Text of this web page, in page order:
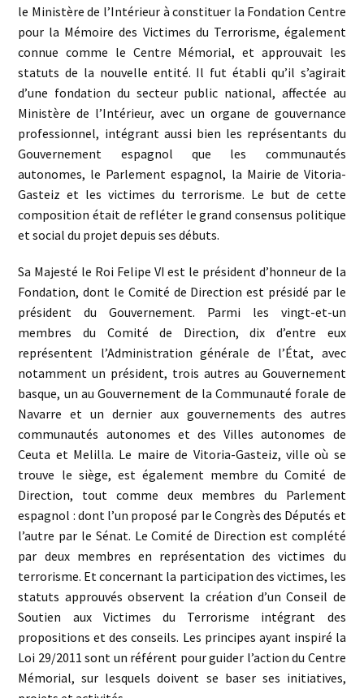
le Ministère de l’Intérieur à constituer la Fondation Centre
pour la Mémoire des Victimes du Terrorisme, également
connue comme le Centre Mémorial, et approuvait les
statuts de la nouvelle entité. Il fut établi qu’il s’agirait
d’une fondation du secteur public national, affectée au
Ministère de l’Intérieur, avec un organe de gouvernance
professionnel, intégrant aussi bien les représentants du
Gouvernement espagnol que les communautés
autonomes, le Parlement espagnol, la Mairie de Vitoria-
Gasteiz et les victimes du terrorisme. Le but de cette
composition était de refléter le grand consensus politique
et social du projet depuis ses débuts.
Sa Majesté le Roi Felipe VI est le président d’honneur de la
Fondation, dont le Comité de Direction est présidé par le
président du Gouvernement. Parmi les vingt-et-un
membres du Comité de Direction, dix d’entre eux
représentent l’Administration générale de l’État, avec
notamment un président, trois autres au Gouvernement
basque, un au Gouvernement de la Communauté forale de
Navarre et un dernier aux gouvernements des autres
communautés autonomes et des Villes autonomes de
Ceuta et Melilla. Le maire de Vitoria-Gasteiz, ville où se
trouve le siège, est également membre du Comité de
Direction, tout comme deux membres du Parlement
espagnol : dont l’un proposé par le Congrès des Députés et
l’autre par le Sénat. Le Comité de Direction est complété
par deux membres en représentation des victimes du
terrorisme. Et concernant la participation des victimes, les
statuts approuvés observent la création d’un Conseil de
Soutien aux Victimes du Terrorisme intégrant des
propositions et des conseils. Les principes ayant inspiré la
Loi 29/2011 sont un référent pour guider l’action du Centre
Mémorial, sur lesquels doivent se baser ses initiatives,